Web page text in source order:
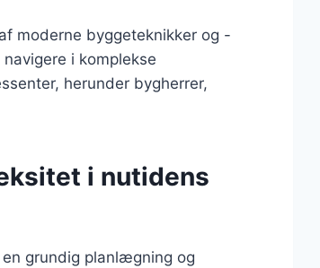
moderne byggeteknikker og -
i komplekse
herunder bygherrer,
i nutidens
grundig planlægning og